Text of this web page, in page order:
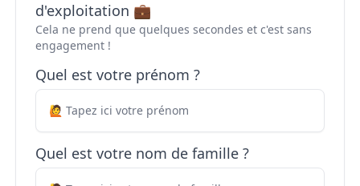
d'exploitation 💼
Cela ne prend que quelques secondes et c'est sans
engagement !
Quel est votre prénom ?
Quel est votre nom de famille ?